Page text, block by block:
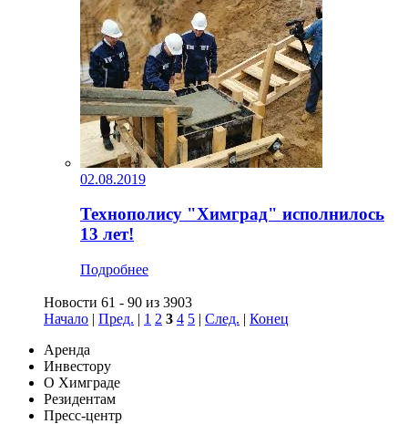
02.08.2019
Технополису "Химград" исполнилось
13 лет!
Подробнее
Новости 61 - 90 из 3903
Начало | Пред. | 1 2 3 4 5 | След. | Конец
Аренда
Инвестору
О Химграде
Резидентам
Пресс-центр